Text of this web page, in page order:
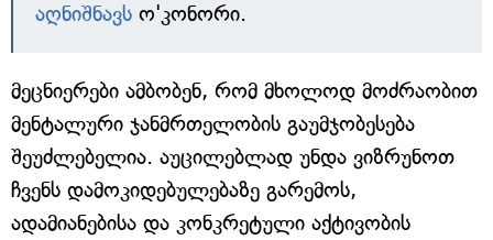
აღნიშნავს ო'კონორი.
მეცნიერები ამბობენ, რომ მხოლოდ მოძრაობით
მენტალური ჯანმრთელობის გაუმჯობესება
შეუძლებელია. აუცილებლად უნდა ვიზრუნოთ
ჩვენს დამოკიდებულებაზე გარემოს,
ადამიანებისა და კონკრეტული აქტივობის